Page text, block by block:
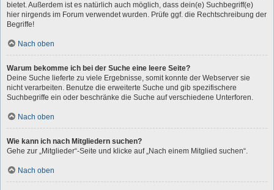
bietet. Außerdem ist es natürlich auch möglich, dass dein(e) Suchbegriff(e)
hier nirgends im Forum verwendet wurden. Prüfe ggf. die Rechtschreibung der
Begriffe!
Nach oben
Warum bekomme ich bei der Suche eine leere Seite?
Deine Suche lieferte zu viele Ergebnisse, somit konnte der Webserver sie
nicht verarbeiten. Benutze die erweiterte Suche und gib spezifischere
Suchbegriffe ein oder beschränke die Suche auf verschiedene Unterforen.
Nach oben
Wie kann ich nach Mitgliedern suchen?
Gehe zur „Mitglieder“-Seite und klicke auf „Nach einem Mitglied suchen“.
Nach oben